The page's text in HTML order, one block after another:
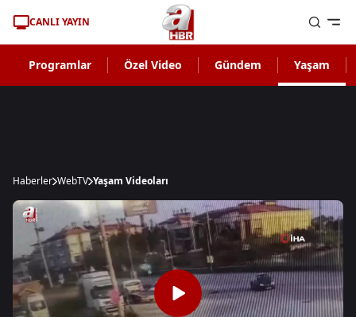
CANLI YAYIN
Programlar Özel Video Gündem Yaşam
Haberler WebTV Yaşam Videoları